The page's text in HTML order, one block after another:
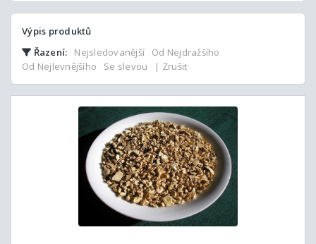
Výpis produktů
Řazení:
Nejsledovanější
Od Nejdražšího
Od Nejlevnějšího
Se slevou | Zrušit